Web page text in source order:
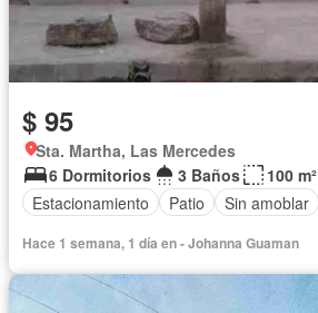
$ 95
Sta. Martha, Las Mercedes
6 Dormitorios
3 Baños
100 m²
Estacionamiento
Patio Sin amoblar
Hace 1 semana, 1 día en - Johanna Guaman